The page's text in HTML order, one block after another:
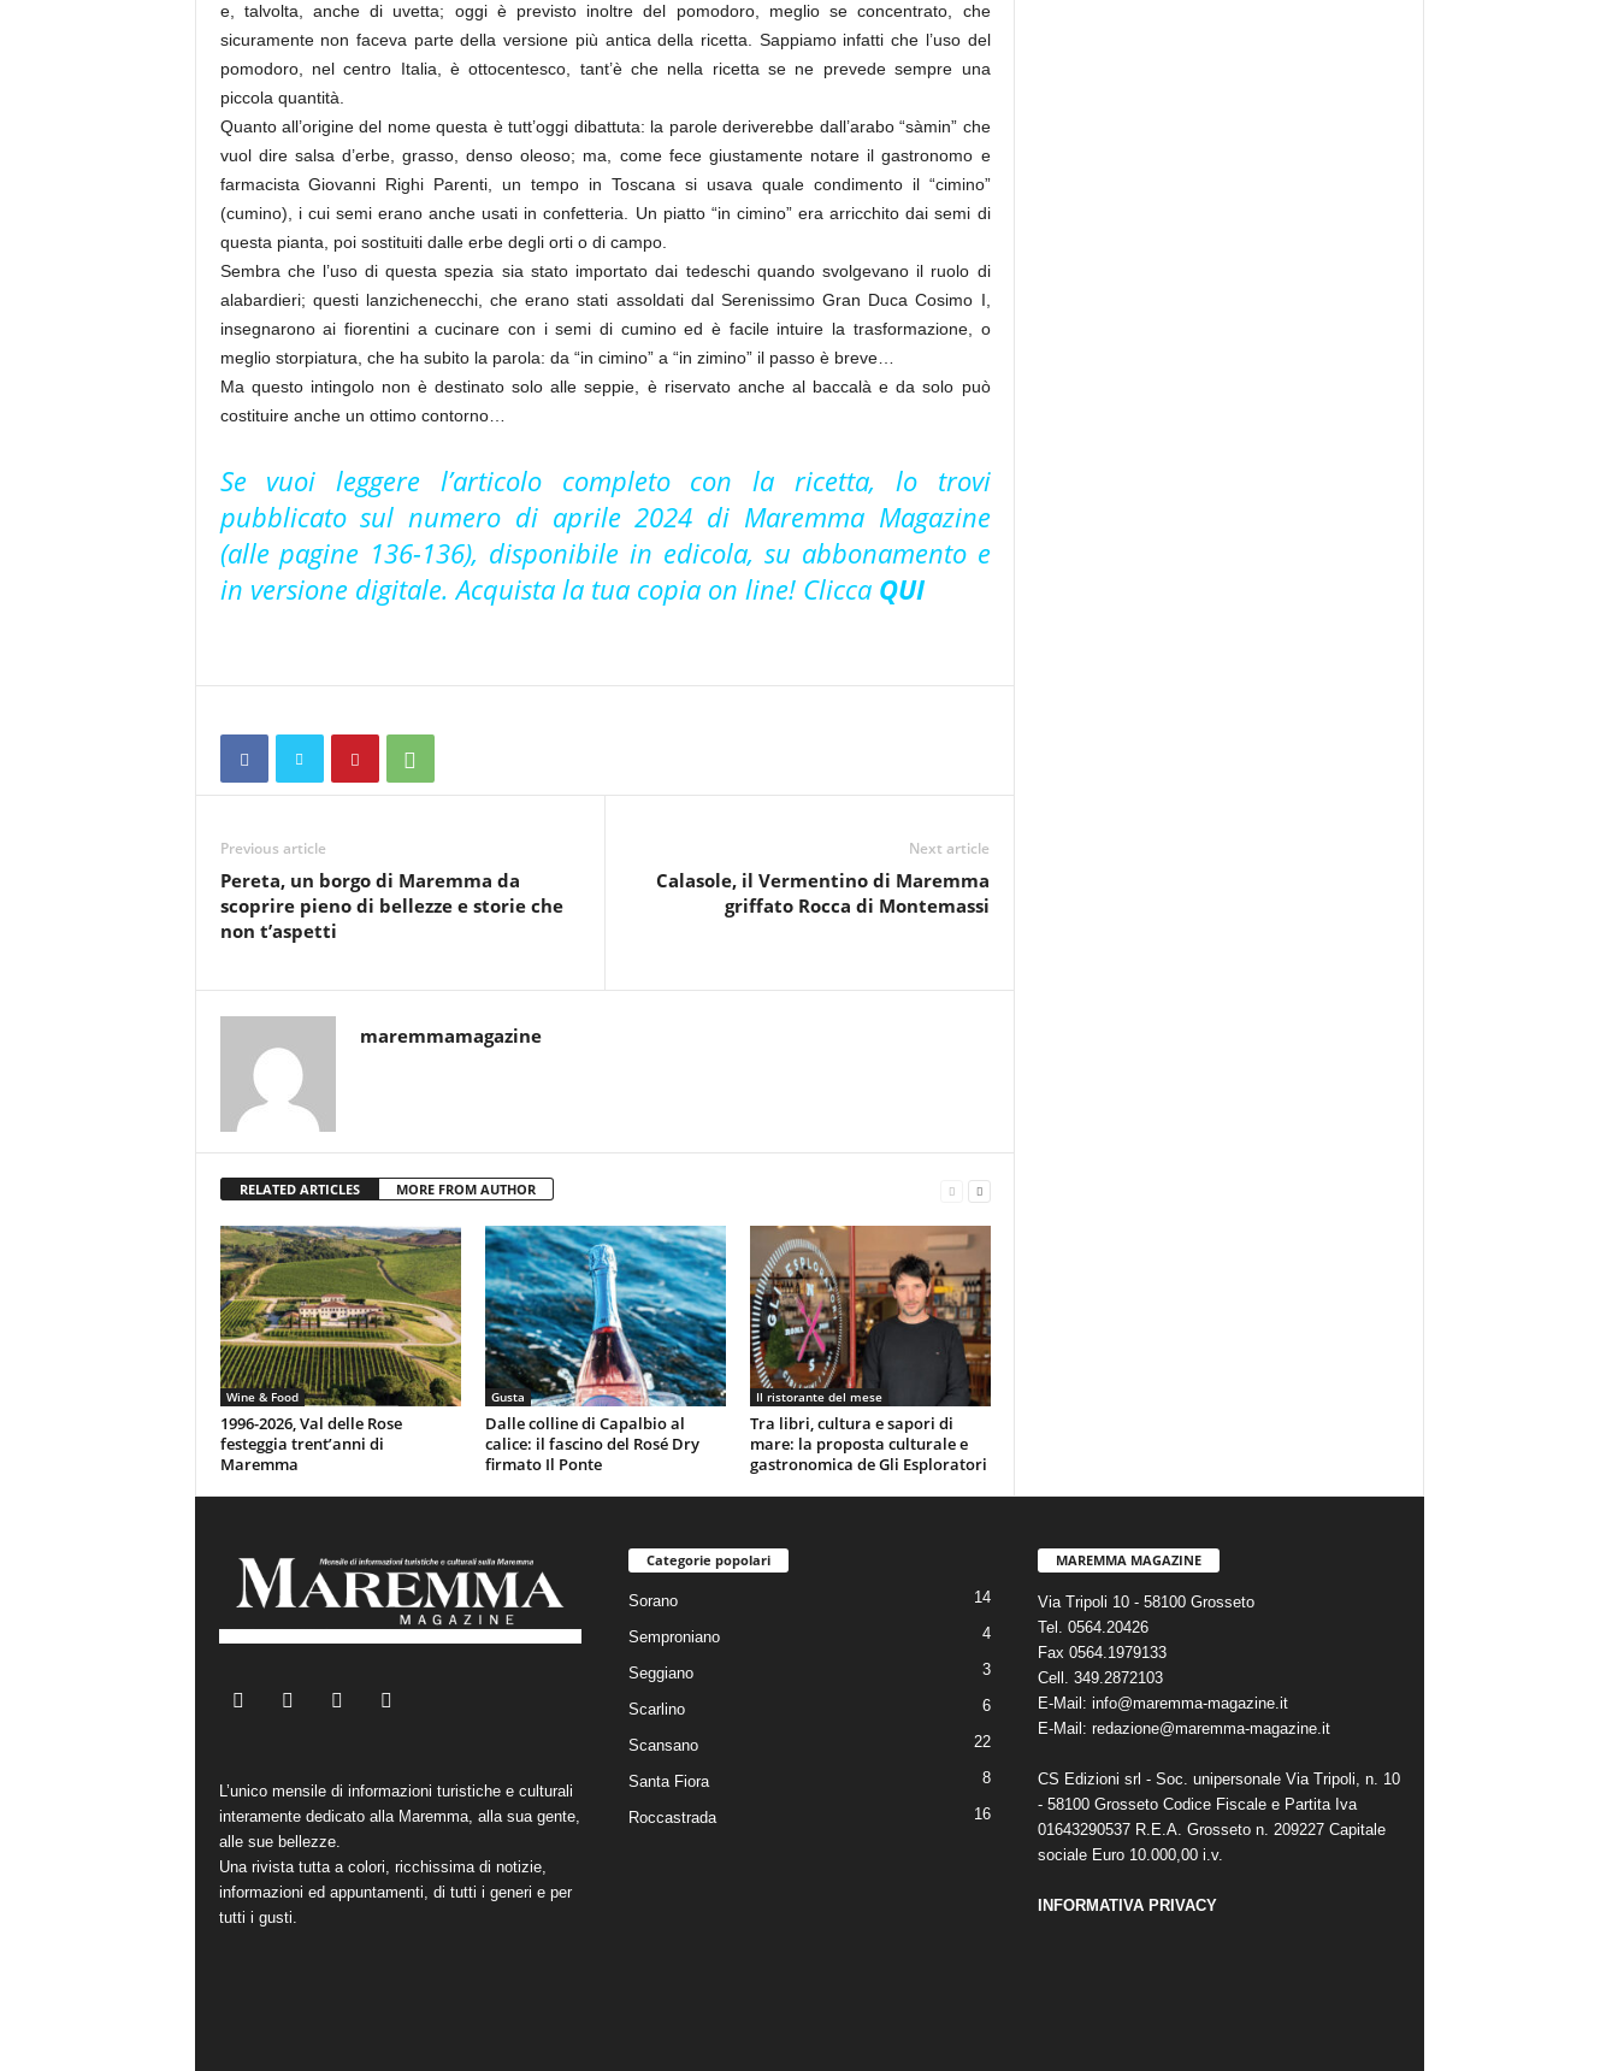
e, talvolta, anche di uvetta; oggi è previsto inoltre del pomodoro, meglio se concentrato, che
sicuramente non faceva parte della versione più antica della ricetta. Sappiamo infatti che l’uso del
pomodoro, nel centro Italia, è ottocentesco, tant’è che nella ricetta se ne prevede sempre una
piccola quantità.
Quanto all’origine del nome questa è tutt’oggi dibattuta: la parole deriverebbe dall’arabo “sàmin” che
vuol dire salsa d’erbe, grasso, denso oleoso; ma, come fece giustamente notare il gastronomo e
farmacista Giovanni Righi Parenti, un tempo in Toscana si usava quale condimento il “cimino”
(cumino), i cui semi erano anche usati in confetteria. Un piatto “in cimino” era arricchito dai semi di
questa pianta, poi sostituiti dalle erbe degli orti o di campo.
Sembra che l’uso di questa spezia sia stato importato dai tedeschi quando svolgevano il ruolo di
alabardieri; questi lanzichenecchi, che erano stati assoldati dal Serenissimo Gran Duca Cosimo I,
insegnarono ai fiorentini a cucinare con i semi di cumino ed è facile intuire la trasformazione, o
meglio storpiatura, che ha subito la parola: da “in cimino” a “in zimino” il passo è breve…
Ma questo intingolo non è destinato solo alle seppie, è riservato anche al baccalà e da solo può
costituire anche un ottimo contorno…
Se vuoi leggere l’articolo completo con la ricetta, lo trovi
pubblicato sul numero di aprile 2024 di Maremma Magazine
(alle pagine 136-136), disponibile in edicola, su abbonamento e
in versione digitale. Acquista la tua copia on line! Clicca QUI
Previous article
Pereta, un borgo di Maremma da
scoprire pieno di bellezze e storie che
non t’aspetti
Next article
Calasole, il Vermentino di Maremma
griffato Rocca di Montemassi
maremmamagazine
RELATED ARTICLES MORE FROM AUTHOR
Wine & Food
1996-2026, Val delle Rose
festeggia trent’anni di
Maremma
Gusta
Dalle colline di Capalbio al
calice: il fascino del Rosé Dry
firmato Il Ponte
Il ristorante del mese
Tra libri, cultura e sapori di
mare: la proposta culturale e
gastronomica de Gli Esploratori
L’unico mensile di informazioni turistiche e culturali
interamente dedicato alla Maremma, alla sua gente,
alle sue bellezze.
Una rivista tutta a colori, ricchissima di notizie,
informazioni ed appuntamenti, di tutti i generi e per
tutti i gusti.
Categorie popolari
Sorano 14
Semproniano 4
Seggiano 3
Scarlino 6
Scansano 22
Santa Fiora 8
Roccastrada 16
MAREMMA MAGAZINE
Via Tripoli 10 - 58100 Grosseto
Tel. 0564.20426
Fax 0564.1979133
Cell. 349.2872103
E-Mail: info@maremma-magazine.it
E-Mail: redazione@maremma-magazine.it
CS Edizioni srl - Soc. unipersonale Via Tripoli, n. 10
- 58100 Grosseto Codice Fiscale e Partita Iva
01643290537 R.E.A. Grosseto n. 209227 Capitale
sociale Euro 10.000,00 i.v.
INFORMATIVA PRIVACY